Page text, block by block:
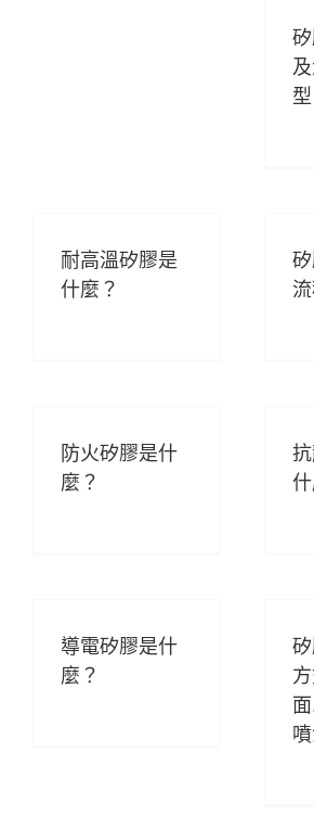
型
耐高溫矽膠是
什麼？
防火矽膠是什
麼？
導電矽膠是什
麼？